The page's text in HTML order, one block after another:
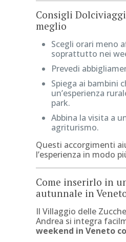
Consigli
meglio
Scegli orari meno
soprattutto nei
Prevedi
Spiega ai bambini
un’esperienza
park.
Abbina la visita a
agriturismo.
Questi accorgimenti
l’esperienza in modo
Come inserirlo in
autunnale in
Il Villaggio delle
Andrea si integra
weekend in Veneto